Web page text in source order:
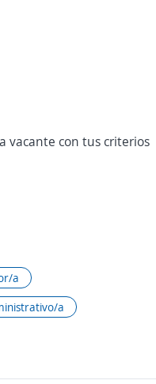
vacante con tus criterios
a
a